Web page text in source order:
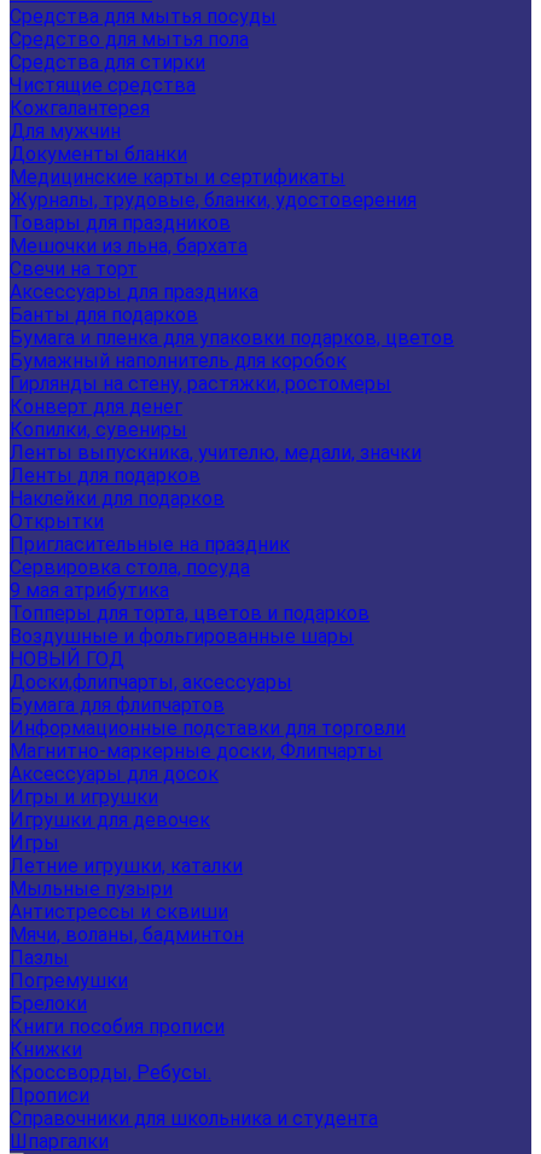
Средства для мытья посуды
Средство для мытья пола
Средства для стирки
Чистящие средства
Кожгалантерея
Для мужчин
Документы бланки
Медицинские карты и сертификаты
Журналы, трудовые, бланки, удостоверения
Товары для праздников
Мешочки из льна, бархата
Свечи на торт
Аксессуары для праздника
Банты для подарков
Бумага и пленка для упаковки подарков, цветов
Бумажный наполнитель для коробок
Гирлянды на стену, растяжки, ростомеры
Конверт для денег
Копилки, сувениры
Ленты выпускника, учителю, медали, значки
Ленты для подарков
Наклейки для подарков
Открытки
Пригласительные на праздник
Сервировка стола, посуда
9 мая атрибутика
Топперы для торта, цветов и подарков
Воздушные и фольгированные шары
НОВЫЙ ГОД
Доски,флипчарты, аксессуары
Бумага для флипчартов
Информационные подставки для торговли
Магнитно-маркерные доски, Флипчарты
Аксессуары для досок
Игры и игрушки
Игрушки для девочек
Игры
Летние игрушки, каталки
Мыльные пузыри
Антистрессы и сквиши
Мячи, воланы, бадминтон
Пазлы
Погремушки
Брелоки
Книги пособия прописи
Книжки
Кроссворды, Ребусы.
Прописи
Справочники для школьника и студента
Шпаргалки